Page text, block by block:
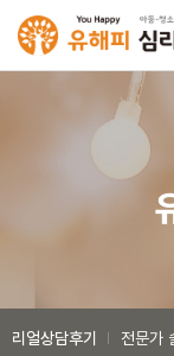
리얼상담후기 전문가